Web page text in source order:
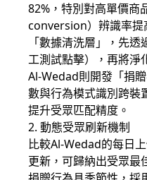
82%，特別對高單價商
conversion）辨識率提
「數據清洗層」，先
工測試點擊），再將淨
Al-Wedad則開發「捐
數與行為模式識別跨裝
提升受眾匹配精度。
2. 動態受眾刷新機制
比較Al-Wedad的每日
更新，可歸納出受眾最